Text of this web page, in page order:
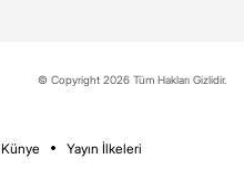
© Copyright 2026 Tüm Hakları Gizlidir.
Künye Yayın İlkeleri